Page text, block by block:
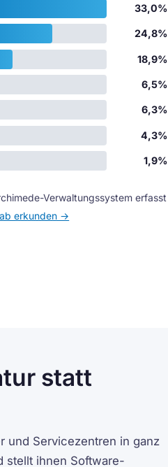
33,0%
24,8%
18,9%
6,5%
6,3%
4,3%
1,9%
Verwaltungssystem erfasst
erkunden →
statt
und Servicezentren in ganz
stellt ihnen Software-